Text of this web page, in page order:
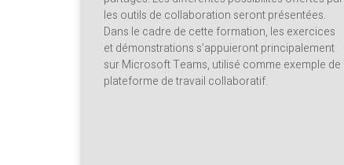
les outils de collaboration seront présentées.
Dans le cadre de cette formation, les exercices
et démonstrations s’appuieront principalement
sur Microsoft Teams, utilisé comme exemple de
plateforme de travail collaboratif.